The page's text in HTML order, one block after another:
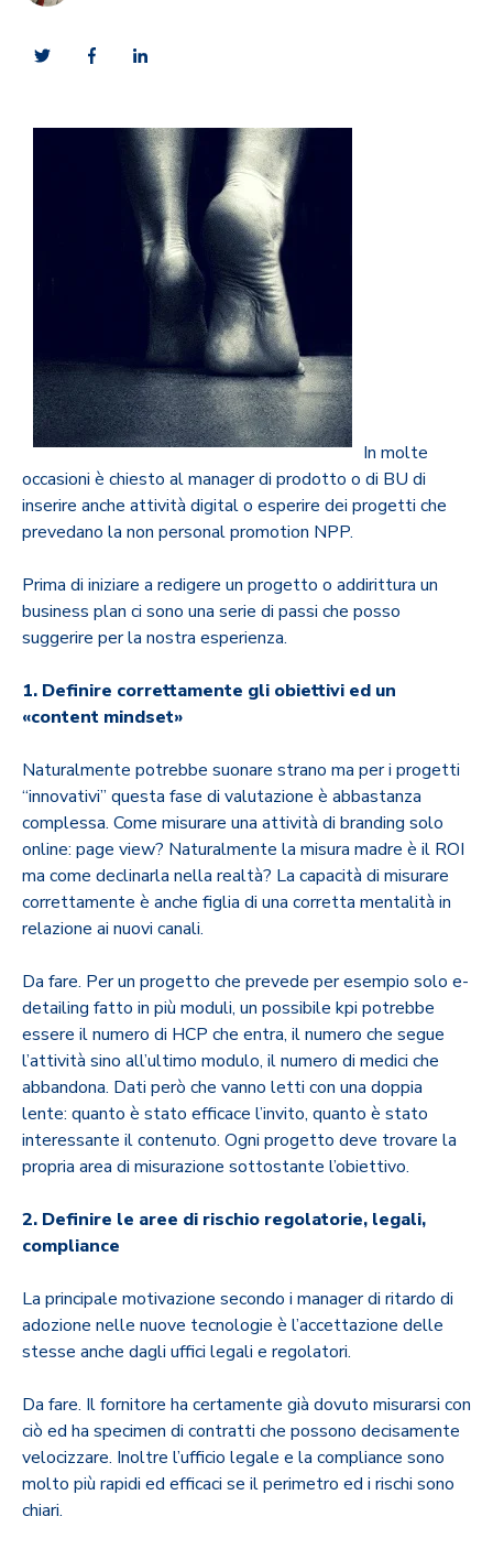
In molte
occasioni è chiesto al manager di prodotto o di BU di
inserire anche attività digital o esperire dei progetti che
prevedano la non personal promotion NPP.
Prima di iniziare a redigere un progetto o addirittura un
business plan ci sono una serie di passi che posso
suggerire per la nostra esperienza.
1. Definire correttamente gli obiettivi ed un
«content mindset»
Naturalmente potrebbe suonare strano ma per i progetti
“innovativi” questa fase di valutazione è abbastanza
complessa. Come misurare una attività di branding solo
online: page view? Naturalmente la misura madre è il ROI
ma come declinarla nella realtà? La capacità di misurare
correttamente è anche figlia di una corretta mentalità in
relazione ai nuovi canali.
Da fare. Per un progetto che prevede per esempio solo e-
detailing fatto in più moduli, un possibile kpi potrebbe
essere il numero di HCP che entra, il numero che segue
l’attività sino all’ultimo modulo, il numero di medici che
abbandona. Dati però che vanno letti con una doppia
lente: quanto è stato efficace l’invito, quanto è stato
interessante il contenuto. Ogni progetto deve trovare la
propria area di misurazione sottostante l’obiettivo.
2. Definire le aree di rischio regolatorie, legali,
compliance
La principale motivazione secondo i manager di ritardo di
adozione nelle nuove tecnologie è l’accettazione delle
stesse anche dagli uffici legali e regolatori.
Da fare. Il fornitore ha certamente già dovuto misurarsi con
ciò ed ha specimen di contratti che possono decisamente
velocizzare. Inoltre l’ufficio legale e la compliance sono
molto più rapidi ed efficaci se il perimetro ed i rischi sono
chiari.